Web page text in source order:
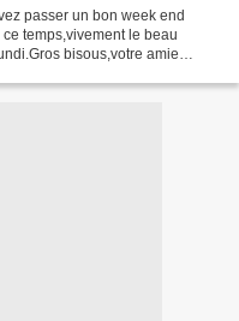
passer un bon week end
temps,vivement le beau
bisous,votre amie